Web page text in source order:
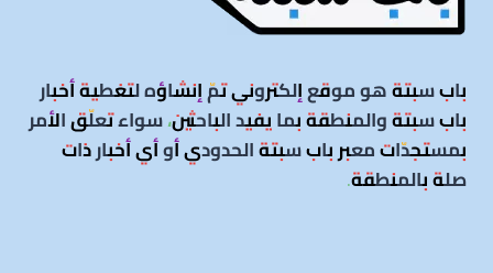
باب سبتة هو موقع إلكتروني تمّ إنشاؤه لتغطية أخبار
باب سبتة والمنطقة بما يفيد الباحثين، سواء تعلّق الأمر
بمستجدّات معبر باب سبتة الحدودي أو أي أخبار ذات
صلة بالمنطقة.